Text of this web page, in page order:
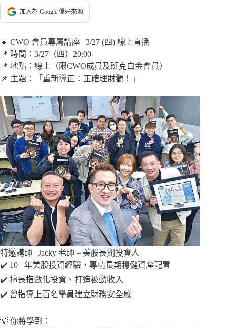
加入為 Google 偏好來源
🔹 CWO 會員專屬講座 | 3/27 (四) 線上直播
📌 時間：3/27（四）20:00
📌 地點：線上（限CWO成員及班克白金會員）
📌 主題：「重新導正：正確理財觀！」
特邀講師 | Jacky 老師 – 美股長期投資人
✔️ 10+ 年美股投資經驗，專精長期穩健資產配置
✔️ 擅長指數化投資、打造被動收入
✔️ 曾指導上百名學員建立財務安全感
💡 你將學到：